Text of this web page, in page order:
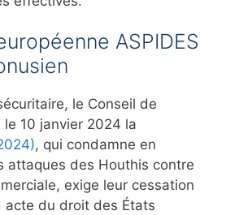
ASPIDES
le Conseil de
10 janvier 2024 la
, qui condamne en
attaques des Houthis contre
exige leur cessation
acte du droit des États